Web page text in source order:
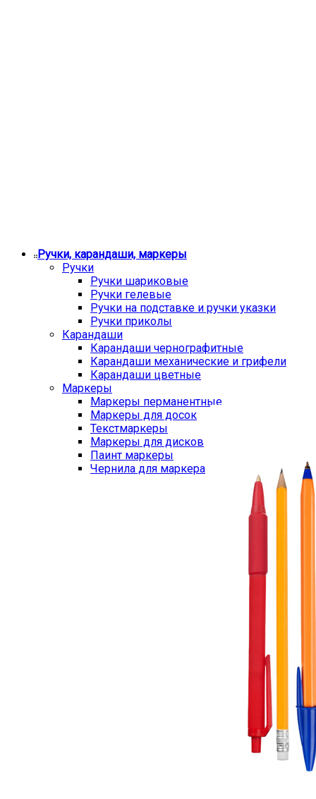
Ручки, карандаши, маркеры
Ручки
Ручки шариковые
Ручки гелевые
Ручки на подставке и ручки указки
Ручки приколы
Карандаши
Карандаши чернографитные
Карандаши механические и грифели
Карандаши цветные
Маркеры
Маркеры перманентные
Маркеры для досок
Текстмаркеры
Маркеры для дисков
Паинт маркеры
Чернила для маркера